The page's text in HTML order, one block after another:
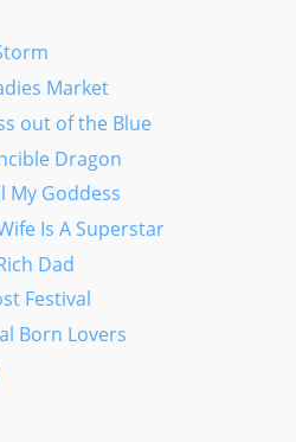
Market
out of the Blue
Dragon
My Goddess
Is A Superstar
Dad
Festival
Born Lovers